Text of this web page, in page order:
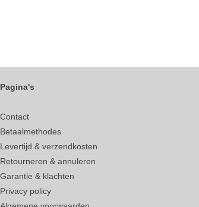
Pagina's
Contact
Betaalmethodes
Levertijd & verzendkosten
Retourneren & annuleren
Garantie & klachten
Privacy policy